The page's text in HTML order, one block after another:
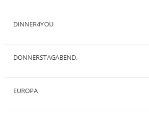
DINNER4YOU
DONNERSTAGABEND.
EUROPA